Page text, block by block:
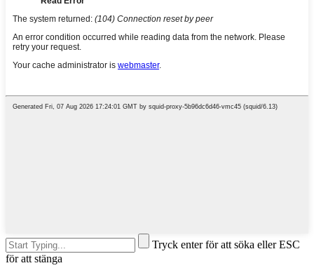
Tryck enter för att söka eller ESC
för att stänga